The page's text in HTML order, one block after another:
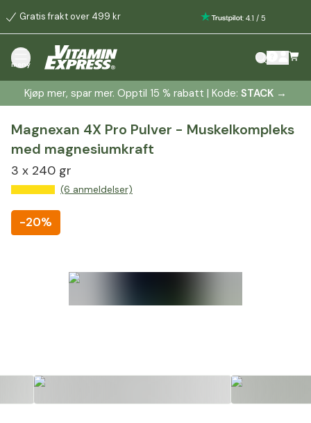
Gratis frakt over 499 kr : 4.1 / 5
meny
Kjøp mer, spar mer. Opptil 15 % rabatt | Kode: STACK →
Magnexan 4X Pro Pulver - Muskelkompleks
med magnesiumkraft
3 x 240 gr
(6 anmeldelser)
-20%